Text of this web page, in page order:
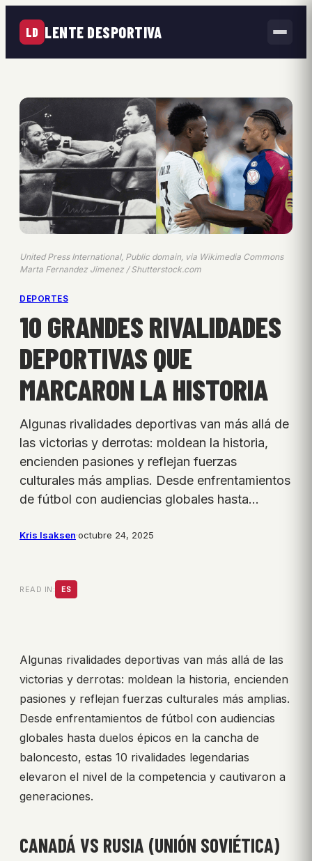
LD LENTE DESPORTIVA
United Press International, Public domain, via Wikimedia Commons
Marta Fernandez Jimenez / Shutterstock.com
DEPORTES
10 GRANDES RIVALIDADES
DEPORTIVAS QUE
MARCARON LA HISTORIA
Algunas rivalidades deportivas van más allá de
las victorias y derrotas: moldean la historia,
encienden pasiones y reflejan fuerzas
culturales más amplias. Desde enfrentamientos
de fútbol con audiencias globales hasta…
Kris Isaksen·octubre 24, 2025
READ IN: ES
Algunas rivalidades deportivas van más allá de las
victorias y derrotas: moldean la historia, encienden
pasiones y reflejan fuerzas culturales más amplias.
Desde enfrentamientos de fútbol con audiencias
globales hasta duelos épicos en la cancha de
baloncesto, estas 10 rivalidades legendarias
elevaron el nivel de la competencia y cautivaron a
generaciones.
CANADÁ VS RUSIA (UNIÓN SOVIÉTICA)